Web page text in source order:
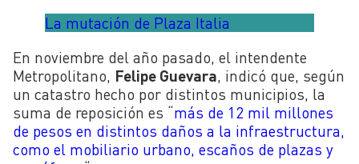
La mutación de Plaza Italia
En noviembre del año pasado, el intendente
Metropolitano, Felipe Guevara , indicó que, según
un catastro hecho por distintos municipios, la
suma de reposición es “más de 12 mil millones
de pesos en distintos daños a la infraestructura,
como el mobiliario urbano, escaños de plazas y